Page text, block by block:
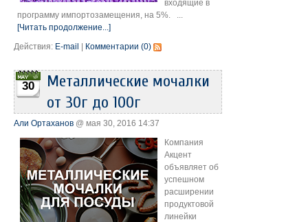
входящие в
программу импортозамещения, на 5%. ...
[Читать продолжение...]
Действия: E-mail | Комментарии (0)
30
Металлические мочалки
от 30г до 100г
Али Ортаханов @ мая 30, 2016 14:37
Компания
Акцент
объявляет об
успешном
расширении
продуктовой
линейки